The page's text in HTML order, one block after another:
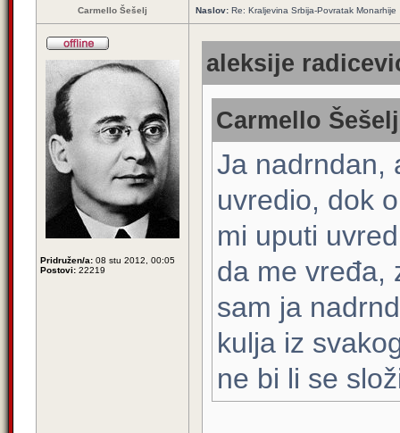
Carmello Šešelj Naslov: Re: Kraljevina Srbija-Povratak Monarhije
Pridružen/a: 08 stu 2012, 00:05
Postovi: 22219
aleksije
Carmello
Ja nadrndan,
uvredio, dok
mi uputi
da me vređa,
sam ja
kulja iz
ne bi li se